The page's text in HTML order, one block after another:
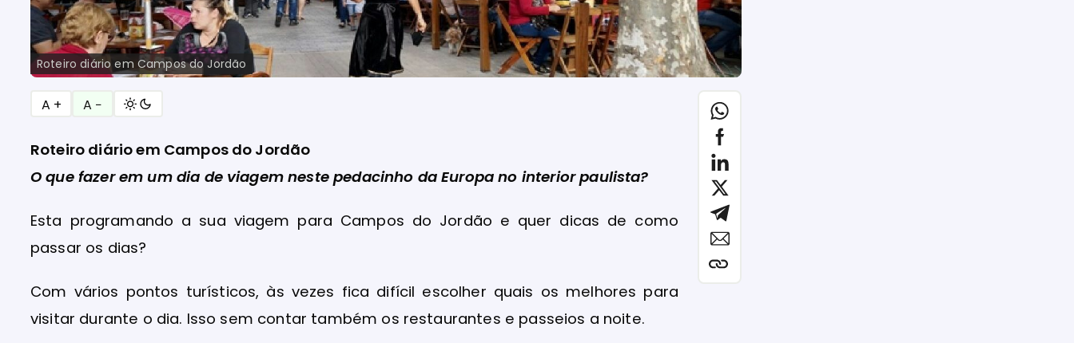
Roteiro diário em Campos do Jordão
A + A −
Roteiro diário em Campos do Jordão
O que fazer em um dia de viagem neste pedacinho da Europa no interior paulista?
Esta programando a sua viagem para Campos do Jordão e quer dicas de como
passar os dias?
Com vários pontos turísticos, às vezes fica difícil escolher quais os melhores para
visitar durante o dia. Isso sem contar também os restaurantes e passeios a noite.